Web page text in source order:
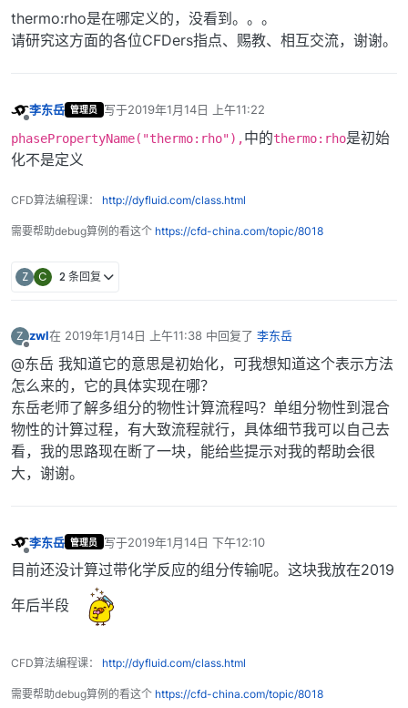
            phasePropertyName(
            mesh.time().timeName(),
            mesh,
        ),
        mesh,
        dimensionSet(
0, - 2, 2 , 0, 0)
thermo:rho是在哪定义的，没看到。。。
请研究这方面的各位CFDers指点、赐教、相互交流，谢谢。
李东岳 管理员 写于2019年1月14日 上午11:22
最后由 编辑
phasePropertyName("thermo:rho"),中的thermo:rho是初始
化不是定义
CFD算法编程课： http://dyfluid.com/class.html
需要帮助debug算例的看这个 https://cfd-china.com/topic/8018
Z C 2 条回复
Z zwl在 2019年1月14日 上午11:38 中回复了 李东岳
最后由 编辑
@东岳 我知道它的意思是初始化，可我想知道这个表示方法
怎么来的，它的具体实现在哪？
东岳老师了解多组分的物性计算流程吗？单组分物性到混合
物性的计算过程，有大致流程就行，具体细节我可以自己去
看，我的思路现在断了一块，能给些提示对我的帮助会很
大，谢谢。
李东岳 管理员 写于2019年1月14日 下午12:10
最后由 编辑
目前还没计算过带化学反应的组分传输呢。这块我放在2019
年后半段
CFD算法编程课： http://dyfluid.com/class.html
需要帮助debug算例的看这个 https://cfd-china.com/topic/8018